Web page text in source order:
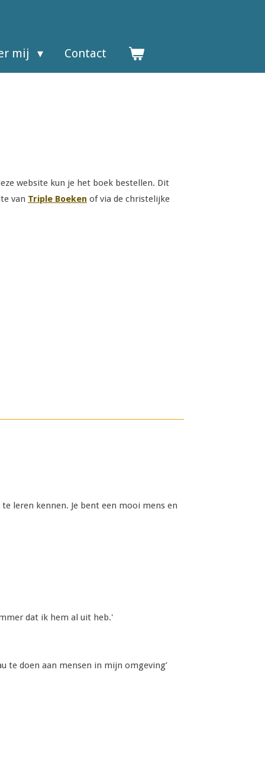
mij Contact
website kun je het boek bestellen. Dit
van Triple Boeken of via de christelijke
leren kennen. Je bent een mooi mens en
dat ik hem al uit heb.'
te doen aan mensen in mijn omgeving’